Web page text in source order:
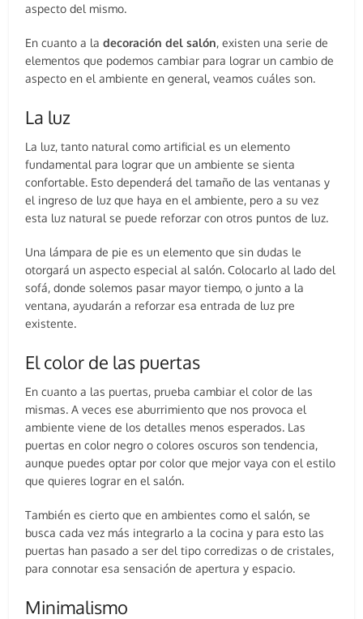
aspecto del mismo.
En cuanto a ladecoración del salón, existen una serie de
elementos que podemos cambiar para lograr un cambio de
aspecto en el ambiente en general, veamos cuáles son.
La luz
La luz, tanto natural como artificial es un elemento
fundamental para lograr que un ambiente se sienta
confortable. Esto dependerá del tamaño de las ventanas y
el ingreso de luz que haya en el ambiente, pero a su vez
esta luz natural se puede reforzar con otros puntos de luz.
Una lámpara de pie es un elemento que sin dudas le
otorgará un aspecto especial al salón. Colocarlo al lado del
sofá, donde solemos pasar mayor tiempo, o junto a la
ventana, ayudarán a reforzar esa entrada de luz pre
existente.
El color de las puertas
En cuanto a las puertas, prueba cambiar el color de las
mismas. A veces ese aburrimiento que nos provoca el
ambiente viene de los detalles menos esperados. Las
puertas en color negro o colores oscuros son tendencia,
aunque puedes optar por color que mejor vaya con el estilo
que quieres lograr en el salón.
También es cierto que en ambientes como el salón, se
busca cada vez más integrarlo a la cocina y para esto las
puertas han pasado a ser del tipo corredizas o de cristales,
para connotar esa sensación de apertura y espacio.
Minimalismo